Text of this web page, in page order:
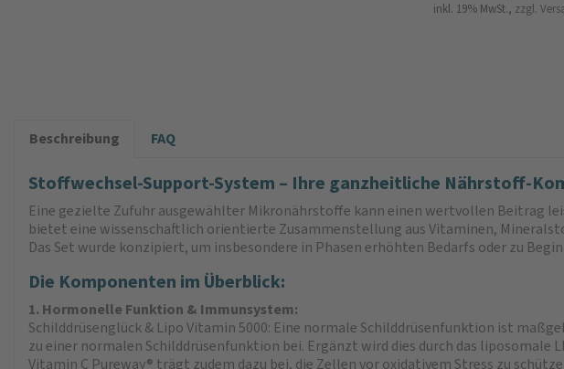
inkl. 19% MwSt., zzgl.
Beschreibung FAQ
Stoffwechsel-Support-System – Ihre ganzheitliche Nährstoff-
Eine gezielte Zufuhr ausgewählter Mikronährstoffe kann einen wertvollen Beitrag
bietet eine wissenschaftlich orientierte Zusammenstellung aus Vitaminen,
Das Set wurde konzipiert, um insbesondere in Phasen erhöhten Bedarfs oder zu
Die Komponenten im Überblick:
1. Hormonelle Funktion & Immunsystem:
Schilddrüsenglück & Lipo Vitamin 5000: Eine normale Schilddrüsenfunktion ist
zu einer normalen Schilddrüsenfunktion bei. Ergänzt wird dies durch das
Vitamin C Pureway® trägt zudem dazu bei, die Zellen vor oxidativem Stress zu